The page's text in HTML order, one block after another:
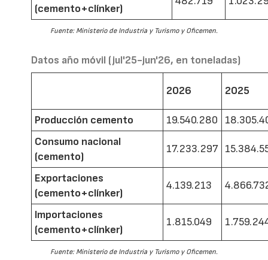
(cemento+clínker)
Fuente: Ministerio de Industria y Turismo y Oficemen.
Datos año móvil (jul'25-jun'26, en toneladas)
2026 2025
Producción cemento 19.540.280
Consumo nacional
(cemento)
17.233.297
Exportaciones
(cemento+clínker)
4.139.213
Importaciones
(cemento+clínker)
1.815.049
Fuente: Ministerio de Industria y Turismo y Oficemen.